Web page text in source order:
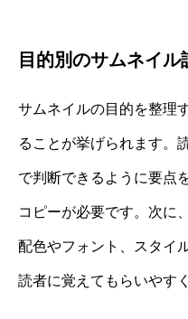
目的別のサムネイル
サムネイルの目的を整理
ることが挙げられます。
で判断できるように要点
コピーが必要です。次に
配色やフォント、スタイ
読者に覚えてもらいやす